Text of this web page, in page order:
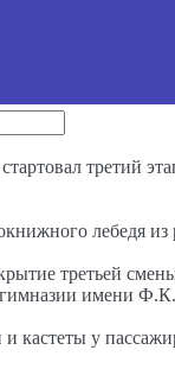
третий
лебедя из
третьей
имени
кастеты у